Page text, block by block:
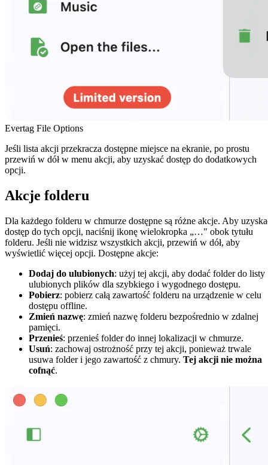
Evertag File Options
Jeśli lista akcji przekracza dostępne miejsce na ekranie, po prostu
przewiń w dół w menu akcji, aby uzyskać dostęp do dodatkowych
opcji.
Akcje folderu
Dla każdego folderu w chmurze dostępne są różne akcje. Aby
dostęp do tych opcji, naciśnij ikonę wielokropka „…" obok tytułu
folderu. Jeśli nie widzisz wszystkich akcji, przewiń w dół, aby
wyświetlić więcej opcji. Dostępne akcje:
Dodaj do ulubionych: użyj tej akcji, aby dodać folder do listy
ulubionych plików dla szybkiego i wygodnego dostępu.
Pobierz: pobierz całą zawartość folderu na urządzenie w celu
dostępu offline.
Zmień nazwę: zmień nazwę folderu bezpośrednio w zdalnej
pamięci.
Przenieś: przenieś folder do innej lokalizacji w chmurze.
Usuń: zachowaj ostrożność przy tej akcji, ponieważ trwale
usuwa folder i jego zawartość z chmury. Tej akcji nie można
cofnąć.